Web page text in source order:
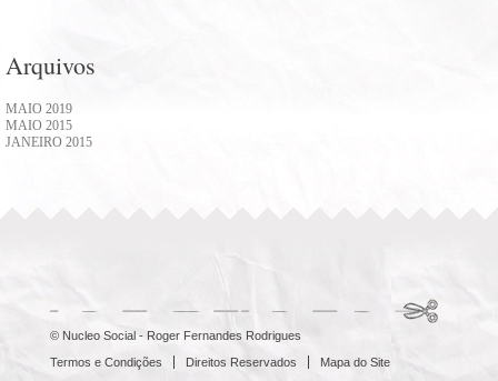
Arquivos
MAIO 2019
MAIO 2015
JANEIRO 2015
© Nucleo Social - Roger Fernandes Rodrigues
Termos e Condições
Direitos Reservados Mapa do Site